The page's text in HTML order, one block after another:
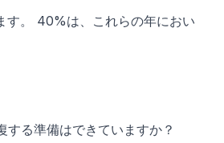
す。 40%は、これらの年におい
る準備はできていますか？